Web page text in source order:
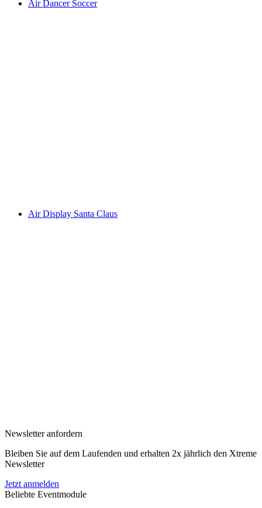
Air Dancer Soccer
Air Display Santa Claus
Newsletter anfordern
Bleiben Sie auf dem Laufenden und erhalten 2x jährlich den Xtreme
Newsletter
Jetzt anmelden
Beliebte Eventmodule